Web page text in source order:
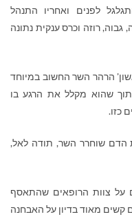
לפנים ואחריו התנהל
רוזה וכרס ענקית נתונה
הרהר השר החשוב במיוחד
תוך שהוא מקלל את הרגע בו
כזו.
הדם שוחרר השר, תודה לאל,
על צוות הרופאים שהתאסף
קשים מאוד בדיון על האבחנה